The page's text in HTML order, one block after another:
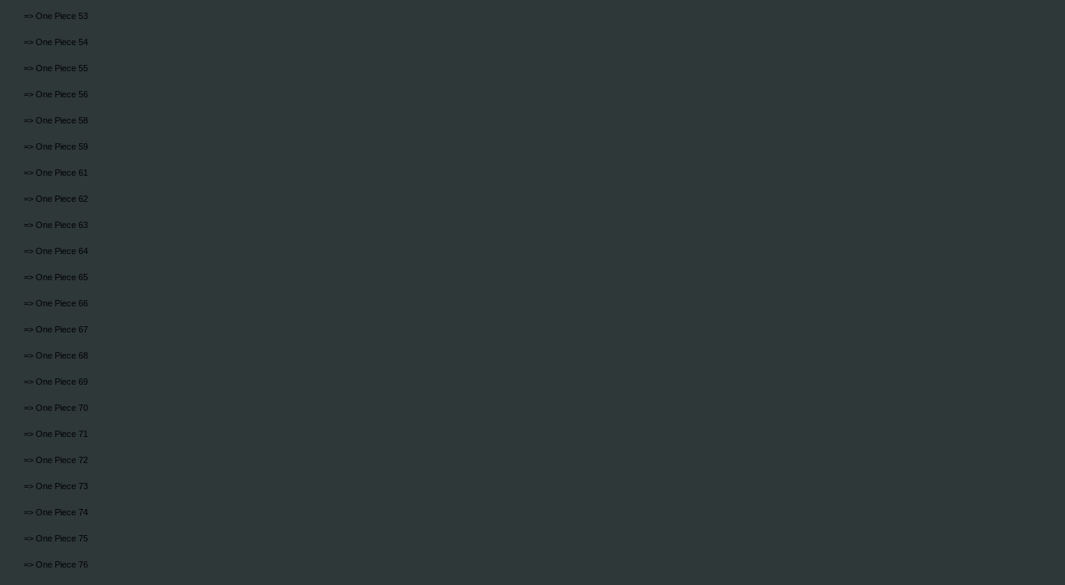
=> One Piece 53
=> One Piece 54
=> One Piece 55
=> One Piece 56
=> One Piece 58
=> One Piece 59
=> One Piece 61
=> One Piece 62
=> One Piece 63
=> One Piece 64
=> One Piece 65
=> One Piece 66
=> One Piece 67
=> One Piece 68
=> One Piece 69
=> One Piece 70
=> One Piece 71
=> One Piece 72
=> One Piece 73
=> One Piece 74
=> One Piece 75
=> One Piece 76